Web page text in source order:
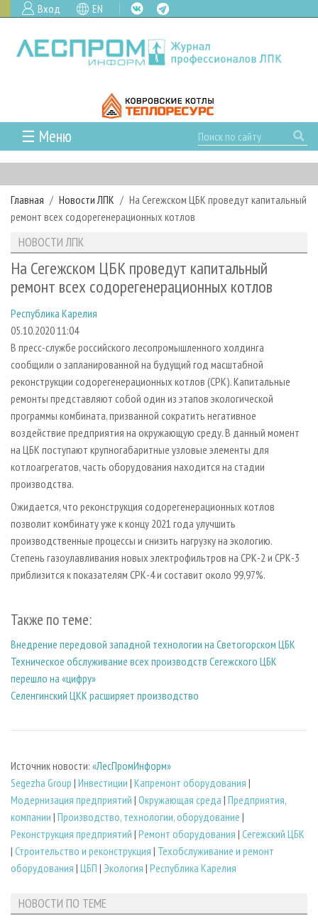
Вход EN
☰ Меню
ГЛАВНАЯ
РУБРИКИ И ТЕМЫ
РУБРИКИ ЖУРНАЛА
ЛЕСОЗАГОТОВКА
ЛЕСОПИЛЕНИЕ
СУШКА ДРЕВЕСИНЫ
ПРОИЗВОДСТВО ДРЕВЕСНЫХ ПЛИТ
ДЕРЕВЯННОЕ ДОМОСТРОЕНИЕ
ПРОИЗВОДСТВО МЕБЕЛИ
БИОЭНЕРГЕТИКА
ЦБП
ИНСТРУМЕНТ И МАТЕРИАЛЫ
НОВОСТИ
НОВОСТИ ЛПК
НОВОСТИ ЖУРНАЛА
ПРОЕКТЫ ЛПИ
АНАЛИТИКА
ПРЕДПРИЯТИЯ ЛПК
ПЕРСОНЫ
МОБИЛЬНЫЕ ВЫСТАВКИ
ОФИЦИАЛЬНЫЕ ДЕЛЕГАЦИИ
ПРИОРИТЕТНЫЕ ИНВЕСТПРОЕКТЫ
RUSSIAN FORESTRY REVIEW
ГАЗЕТА ЛЕСПРОМФОРУМ
БИБЛИОТЕКА СПЕЦИАЛИСТА
АРХИВ
АРХИВ ЖУРНАЛОВ
СТАТЬИ
О ЖУРНАЛЕ
ПОДПИСКА
КОНТАКТЫ
РЕКЛАМОДАТЕЛЯМ
РЕКЛАМА
РЕКЛАМА НА САЙТЕ
Главная Новости ЛПК
На Сегежском ЦБК проведут капитальный
ремонт всех содорегенерационных котлов
НОВОСТИ ЛПК
На Сегежском ЦБК проведут капитальный
ремонт всех содорегенерационных котлов
Республика Карелия
05.10.2020 11:04
В пресс-службе российского лесопромышленного холдинга
сообщили о запланированной на будущий год масштабной
реконструкции содорегенерационных котлов (СРК). Капитальные
ремонты представляют собой один из этапов экологической
программы комбината, призванной сократить негативное
воздействие предприятия на окружающую среду. В данный момент
на ЦБК поступают крупногабаритные узловые элементы для
котлоагрегатов, часть оборудования находится на стадии
производства.
Ожидается, что реконструкция содорегенерационных котлов
позволит комбинату уже к концу 2021 года улучшить
производственные процессы и снизить нагрузку на экологию.
Степень газоулавливания новых электрофильтров на СРК-2 и СРК-3
приблизится к показателям СРК-4 и составит около 99,97%.
Также по теме:
Внедрение передовой западной технологии на Светогорском ЦБК
Техническое обслуживание всех производств Сегежского ЦБК
перешло на «цифру»
Селенгинский ЦКК расширяет производство
Источник новости: «ЛесПромИнформ»
Segezha Group | Инвестиции | Капремонт оборудования |
Модернизация предприятий | Окружающая среда | Предприятия,
компании | Производство, технологии, оборудование |
Реконструкция предприятий | Ремонт оборудования | Сегежский ЦБК
| Строительство и реконструкция | Техобслуживание и ремонт
оборудования | ЦБП | Экология | Республика Карелия
НОВОСТИ ПО ТЕМЕ